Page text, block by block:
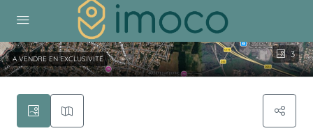
3
A VENDRE EN EXCLUSIVITÉ